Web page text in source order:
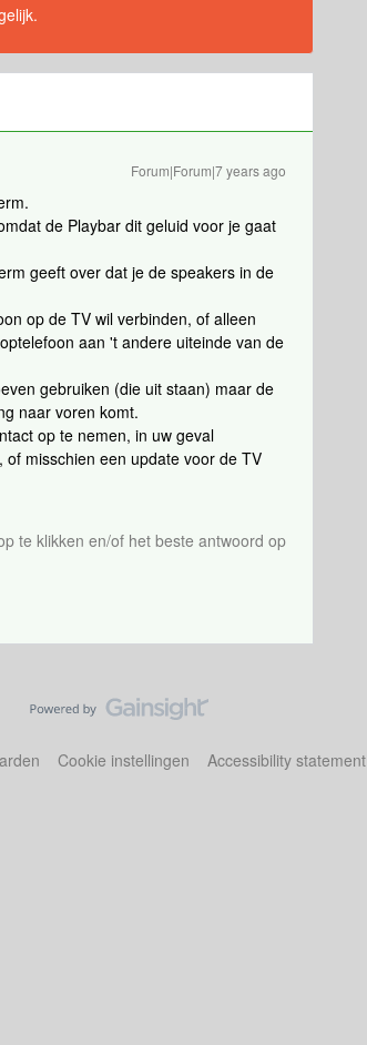
Forum|Forum|7 years ago
de Playbar dit geluid voor je gaat
geeft over dat je de speakers in de
op de TV wil verbinden, of alleen
aan 't andere uiteinde van de
gebruiken (die uit staan) maar de
naar voren komt.
op te nemen, in uw geval
misschien een update voor de TV
te klikken en/of het beste antwoord op
Cookie instellingen Accessibility statement